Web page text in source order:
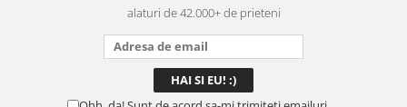
alaturi de 42.000+ de prieteni